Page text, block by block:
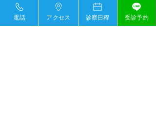
電話 アクセス 診察日程 受診予約